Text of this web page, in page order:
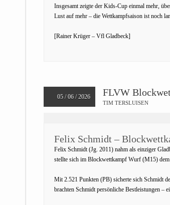
Insgesamt zeigte der Kids-Cup einmal mehr,
Lust auf mehr – die Wettkampfsaison ist noch
[Rainer Krüger – Vfl Gladbeck]
05 / 06 / 2026 FLVW
TIM TERSLUISEN
Felix Schmidt –
Felix Schmidt (Jg. 2011) nahm als einziger
stellte sich im Blockwettkampf Wurf (M15)
Mit 2.521 Punkten (PB) sicherte sich Schmidt
brachten Schmidt persönliche Bestleistungen –